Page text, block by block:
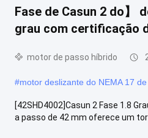
Fase de Casun 2 do】
grau com certificação
motor de passo híbrido
#motor deslizante do NEMA 17
[42SHD4002]Casun 2 Fase 1.8
a passo de 42 mm oferece um